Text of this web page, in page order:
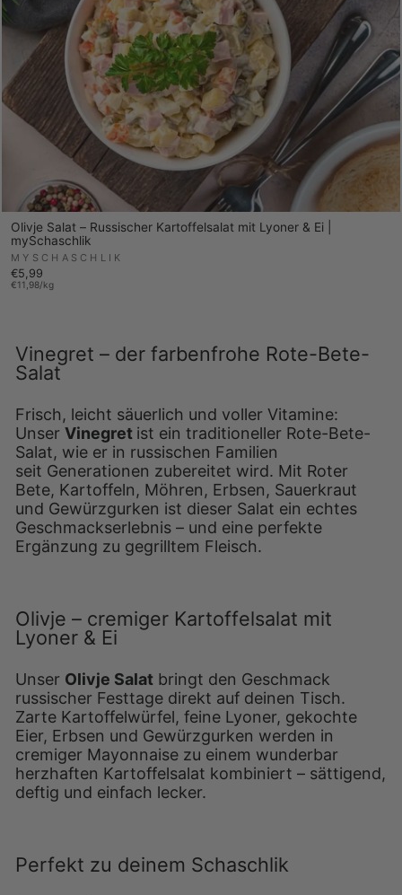
Olivje Salat – Russischer Kartoffelsalat mit Lyoner & Ei |
mySchaschlik
MYSCHASCHLIK
€5,99
€11,98/kg
Vinegret – der farbenfrohe Rote-Bete-
Salat
Frisch, leicht säuerlich und voller Vitamine:
Unser Vinegret ist ein traditioneller Rote-Bete-
Salat, wie er in russischen Familien
seit Generationen zubereitet wird. Mit Roter
Bete, Kartoffeln, Möhren, Erbsen, Sauerkraut
und Gewürzgurken ist dieser Salat ein echtes
Geschmackserlebnis – und eine perfekte
Ergänzung zu gegrilltem Fleisch.
Olivje – cremiger Kartoffelsalat mit
Lyoner & Ei
Unser Olivje Salat bringt den Geschmack
russischer Festtage direkt auf deinen Tisch.
Zarte Kartoffelwürfel, feine Lyoner, gekochte
Eier, Erbsen und Gewürzgurken werden in
cremiger Mayonnaise zu einem wunderbar
herzhaften Kartoffelsalat kombiniert – sättigend,
deftig und einfach lecker.
Perfekt zu deinem Schaschlik